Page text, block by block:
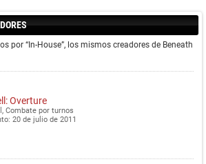
por “In-House”, los mismos creadores de Beneath
Overture
Combate por turnos
20 de julio de 2011